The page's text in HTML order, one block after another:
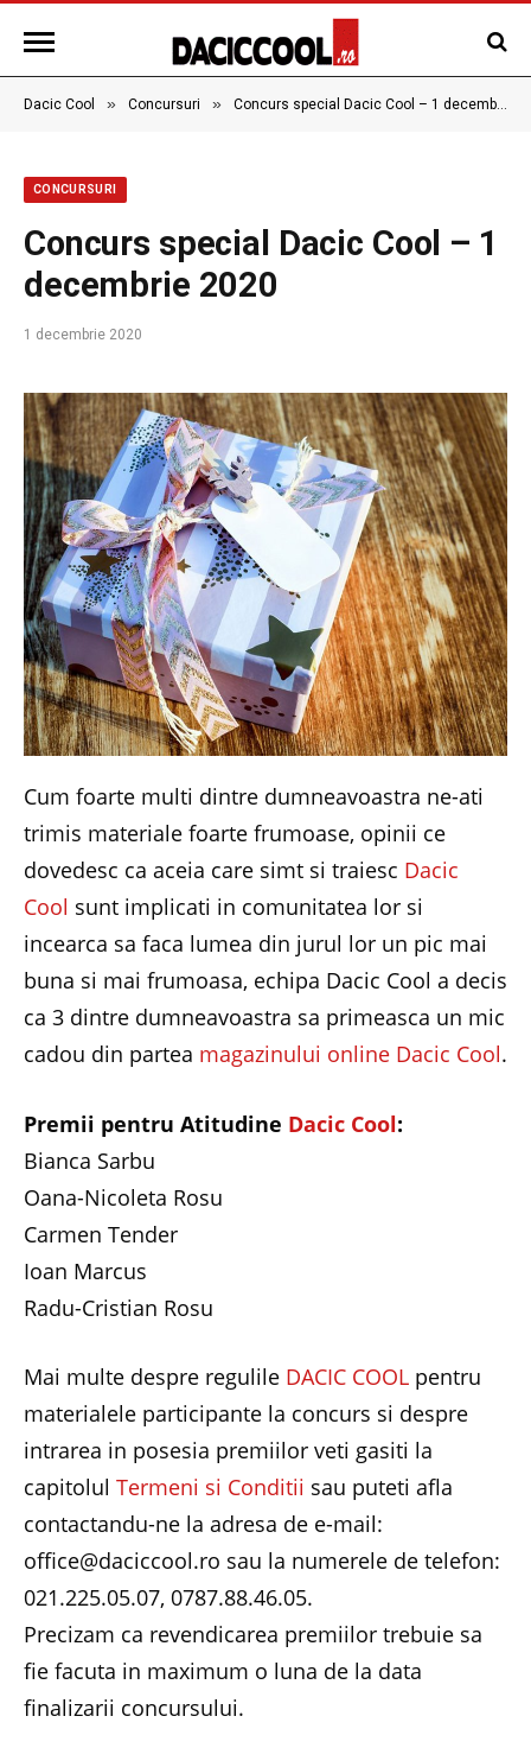
Dacic Cool » Concursuri » Concurs special Dacic Cool – 1 decembrie 2020
CONCURSURI
Concurs special Dacic Cool – 1
decembrie 2020
1 decembrie 2020
Cum foarte multi dintre dumneavoastra ne-ati
trimis materiale foarte frumoase, opinii ce
dovedesc ca aceia care simt si traiesc Dacic
Cool sunt implicati in comunitatea lor si
incearca sa faca lumea din jurul lor un pic mai
buna si mai frumoasa, echipa Dacic Cool a decis
ca 3 dintre dumneavoastra sa primeasca un mic
cadou din partea magazinului online Dacic Cool.
Premii pentru Atitudine Dacic Cool:
Bianca Sarbu
Oana-Nicoleta Rosu
Carmen Tender
Ioan Marcus
Radu-Cristian Rosu
Mai multe despre regulile DACIC COOL pentru
materialele participante la concurs si despre
intrarea in posesia premiilor veti gasiti la
capitolul Termeni si Conditii sau puteti afla
contactandu-ne la adresa de e-mail:
office@daciccool.ro sau la numerele de telefon:
021.225.05.07, 0787.88.46.05.
Precizam ca revendicarea premiilor trebuie sa
fie facuta in maximum o luna de la data
finalizarii concursului.